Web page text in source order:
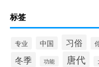
标签
专业 中国 习俗
冬季 功能 唐代